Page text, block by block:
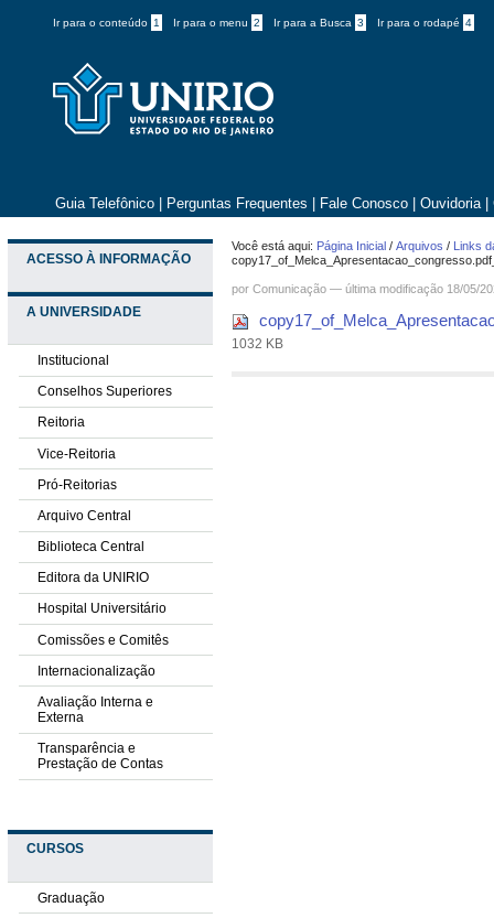
Ir para o conteúdo 1 Ir para o menu 2 Ir para a Busca 3 Ir para o rodapé 4
Guia Telefônico Perguntas Frequentes Fale Conosco Ouvidoria
ACESSO À INFORMAÇÃO
A UNIVERSIDADE
Institucional
Conselhos Superiores
Reitoria
Vice-Reitoria
Pró-Reitorias
Arquivo Central
Biblioteca Central
Editora da UNIRIO
Hospital Universitário
Comissões e Comitês
Internacionalização
Avaliação Interna e
Externa
Transparência e
Prestação de Contas
CURSOS
Graduação
Você está aqui: Página Inicial /Arquivos / Links
porComunicação —última modificação 18/05/
1032 KB